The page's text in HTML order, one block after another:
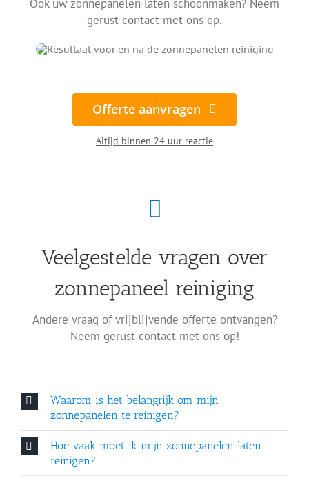
Ook uw zonnepanelen laten schoonmaken? Neem
gerust contact met ons op.
Offerte aanvragen
Altijd binnen 24 uur reactie
Veelgestelde vragen over
zonnepaneel reiniging
Andere vraag of vrijblijvende offerte ontvangen?
Neem gerust contact met ons op!
Waarom is het belangrijk om mijn
zonnepanelen te reinigen?
Hoe vaak moet ik mijn zonnepanelen laten
reinigen?